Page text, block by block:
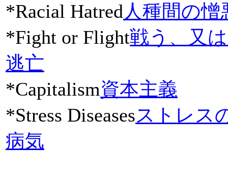
*Racial Hatred 人種間の憎
*Fight or Flight戦う、又
逃亡
*Capitalism資本主義
*Stress Diseasesストレス
病気